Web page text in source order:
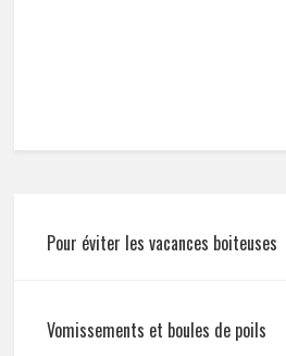
Pour éviter les vacances boiteuses
Vomissements et boules de poils